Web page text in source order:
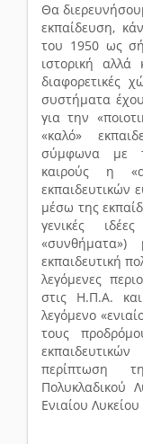
Θα
εκπαίδευση,
του 1950 ως
ιστορική
διαφορετικές
συστήματα
για την
«καλό»
σύμφωνα με
καιρούς η
εκπαιδευτικών
μέσω της
γενικές
«συνθήματα»)
εκπαιδευτική
λεγόμενες
στις H.Π.Α.
λεγόμενο
τους
περίπτωση
Πολυκλαδικού
Ενιαίου Λυκείου